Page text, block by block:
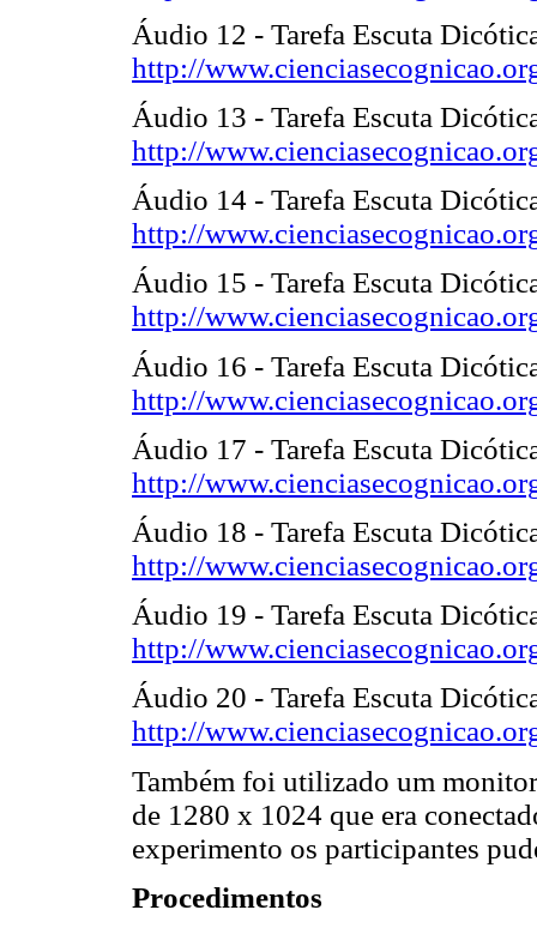
Áudio 12 - Tarefa Escuta
http://
Áudio 13 - Tarefa Escuta
http://
Áudio 14 - Tarefa Escuta
http://
Áudio 15 - Tarefa Escuta
http://
Áudio 16 - Tarefa Escuta
http://
Áudio 17 - Tarefa Escuta
http://
Áudio 18 - Tarefa Escuta
http://
Áudio 19 - Tarefa Escuta
http://
Áudio 20 - Tarefa Escuta
http://
Também foi utilizado um
de 1280 x 1024 que era
experimento os participantes
Procedimentos